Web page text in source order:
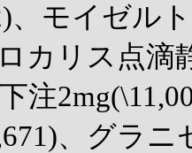
、モイゼル
カリス点滴
注
、グラ